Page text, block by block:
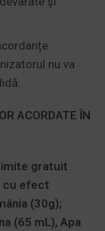
nu va
ACORDATE ÎN
gratuit
cu efect
(30g);
(65 mL), Apa